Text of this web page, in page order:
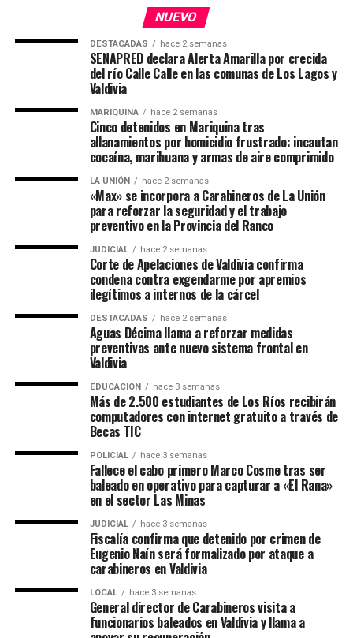
NUEVO
DESTACADAS hace 2 semanas
SENAPRED declara Alerta Amarilla por crecida
del río Calle Calle en las comunas de Los Lagos y
Valdivia
MARIQUINA hace 2 semanas
Cinco detenidos en Mariquina tras
allanamientos por homicidio frustrado: incautan
cocaína, marihuana y armas de aire comprimido
LA UNIÓN hace 2 semanas
«Max» se incorpora a Carabineros de La Unión
para reforzar la seguridad y el trabajo
preventivo en la Provincia del Ranco
JUDICIAL hace 2 semanas
Corte de Apelaciones de Valdivia confirma
condena contra exgendarme por apremios
ilegítimos a internos de la cárcel
DESTACADAS hace 2 semanas
Aguas Décima llama a reforzar medidas
preventivas ante nuevo sistema frontal en
Valdivia
EDUCACIÓN hace 3 semanas
Más de 2.500 estudiantes de Los Ríos recibirán
computadores con internet gratuito a través de
Becas TIC
POLICIAL hace 3 semanas
Fallece el cabo primero Marco Cosme tras ser
baleado en operativo para capturar a «El Rana»
en el sector Las Minas
JUDICIAL hace 3 semanas
Fiscalía confirma que detenido por crimen de
Eugenio Naín será formalizado por ataque a
carabineros en Valdivia
LOCAL hace 3 semanas
General director de Carabineros visita a
funcionarios baleados en Valdivia y llama a